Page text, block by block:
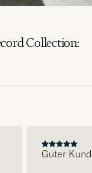
Collection:
Guter